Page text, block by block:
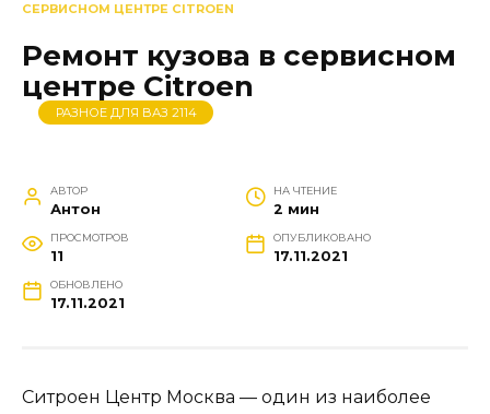
СЕРВИСНОМ ЦЕНТРЕ CITROEN
Ремонт кузова в сервисном
центре Citroen
РАЗНОЕ ДЛЯ ВАЗ 2114
АВТОР
Антон
НА ЧТЕНИЕ
2 мин
ПРОСМОТРОВ
11
ОПУБЛИКОВАНО
17.11.2021
ОБНОВЛЕНО
17.11.2021
Ситроен Центр Москва — один из наиболее